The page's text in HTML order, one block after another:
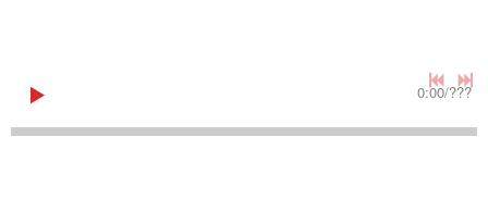
0:00/???